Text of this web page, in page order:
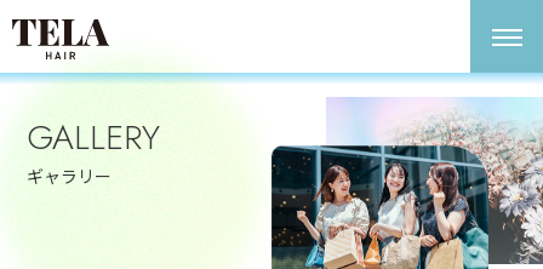
GALLERY
ギャラリー